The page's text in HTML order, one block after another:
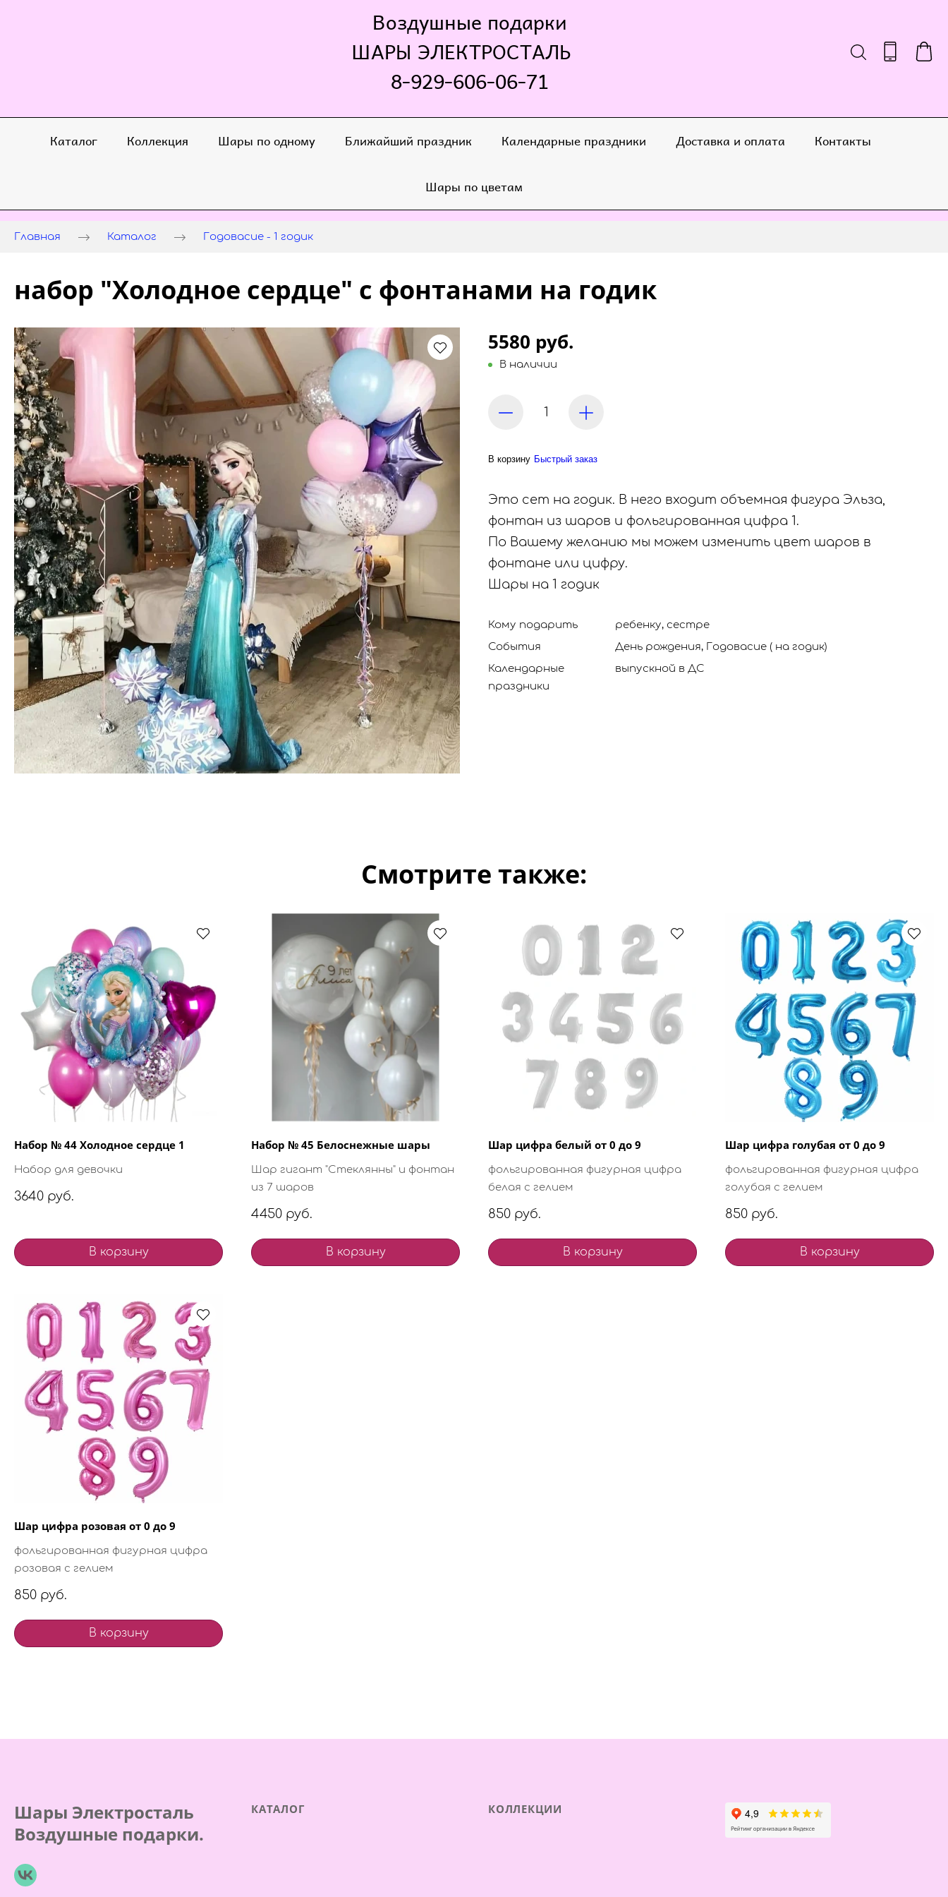
Воздушные подарки
ШАРЫ ЭЛЕКТРОСТАЛЬ
8-929-606-06-71
Каталог Коллекция Шары по одному Ближайший праздник Календарные праздники Доставка и оплата Контакты
Шары по цветам
Главная Каталог Годовасие - 1 годик
набор "Холодное сердце" с фонтанами на годик
5580 руб.
В наличии
В корзину Быстрый заказ
Это сет на годик. В него входит объемная фигура Эльза,
фонтан из шаров и фольгированная цифра 1.
По Вашему желанию мы можем изменить цвет шаров в
фонтане или цифру.
Шары на 1 годик
Кому подарить
ребенку, сестре
События
День рождения, Годовасие ( на годик)
Календарные
праздники
выпускной в ДС
Смотрите также:
Набор № 44 Холодное сердце 1
Набор для девочки
3640 руб.
В корзину
Набор № 45 Белоснежные шары
Шар гигант "Стеклянны" и фонтан
из 7 шаров
4450 руб.
В корзину
Шар цифра белый от 0 до 9
фольгированная фигурная цифра
белая с гелием
850 руб.
В корзину
Шар цифра голубая от 0 до 9
фольгированная фигурная цифра
голубая с гелием
850 руб.
В корзину
Шар цифра розовая от 0 до 9
фольгированная фигурная цифра
розовая с гелием
850 руб.
В корзину
Шары Электросталь
Воздушные подарки.
КАТАЛОГ КОЛЛЕКЦИИ